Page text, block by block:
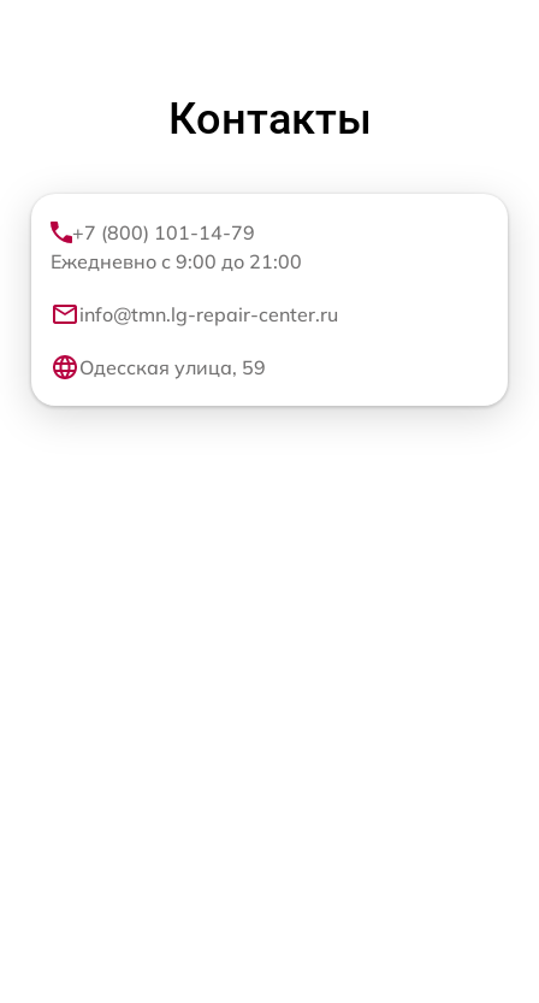
Контакты
+7 (800) 101-14-79
Ежедневно с 9:00 до 21:00
info@tmn.lg-repair-center.ru
Одесская улица, 59